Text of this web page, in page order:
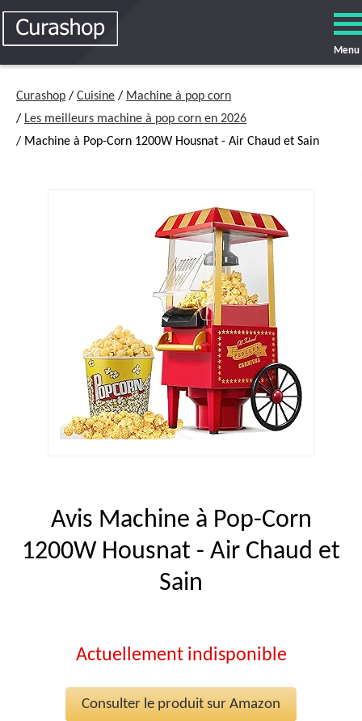
Menu
Curashop / Cuisine / Machine à pop corn
/ Les meilleurs machine à pop corn en 2026
/ Machine à Pop-Corn 1200W Housnat - Air Chaud et Sain
Avis Machine à Pop-Corn
1200W Housnat - Air Chaud et
Sain
Actuellement indisponible
Consulter le produit sur Amazon